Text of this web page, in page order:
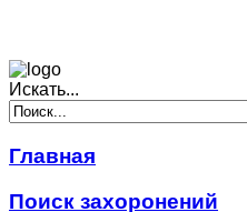
Искать...
Главная
Поиск захоронений